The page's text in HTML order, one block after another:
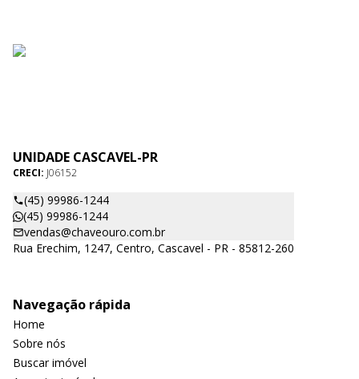
UNIDADE CASCAVEL-PR
CRECI: J06152
(45) 99986-1244
(45) 99986-1244
vendas@chaveouro.com.br
Rua Erechim, 1247, Centro, Cascavel - PR - 85812-260
Navegação rápida
Home
Sobre nós
Buscar imóvel